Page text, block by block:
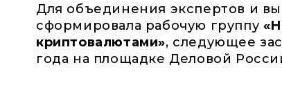
Для объединения экспертов и
сформировала рабочую группу
криптовалютами», следующее
года на площадке Деловой